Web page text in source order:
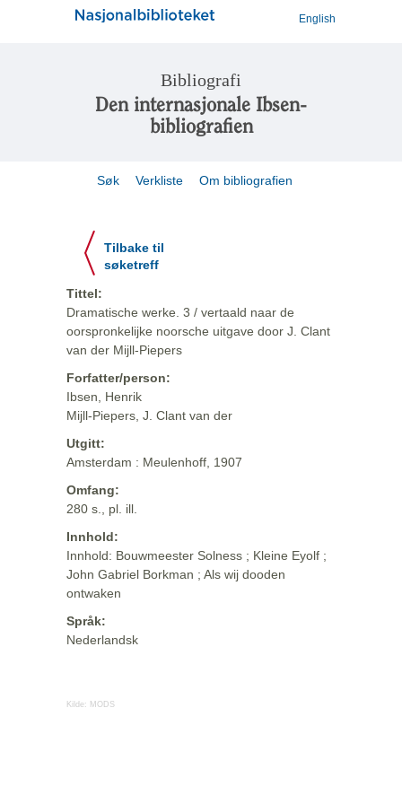
English
Bibliografi
Den internasjonale Ibsen-
bibliografien
Søk Verkliste Om bibliografien
Tilbake til
søketreff
Tittel:
Dramatische werke. 3 / vertaald naar de
oorspronkelijke noorsche uitgave door J. Clant
van der Mijll-Piepers
Forfatter/person:
Ibsen, Henrik
Mijll-Piepers, J. Clant van der
Utgitt:
Amsterdam : Meulenhoff, 1907
Omfang:
280 s., pl. ill.
Innhold:
Innhold: Bouwmeester Solness ; Kleine Eyolf ;
John Gabriel Borkman ; Als wij dooden
ontwaken
Språk:
Nederlandsk
Kilde: MODS